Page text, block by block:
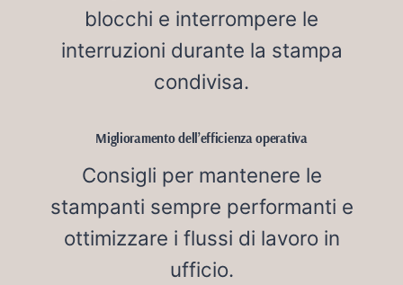
blocchi e interrompere le
interruzioni durante la stampa
condivisa.
Miglioramento dell’efficienza operativa
Consigli per mantenere le
stampanti sempre performanti e
ottimizzare i flussi di lavoro in
ufficio.